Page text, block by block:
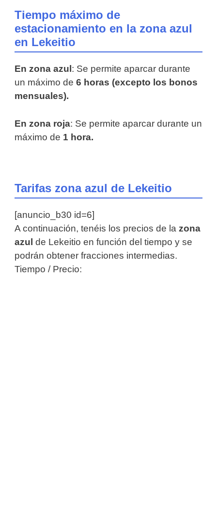
Tiempo máximo de
estacionamiento en la zona azul
en Lekeitio
En zona azul : Se permite aparcar durante
un máximo de 6 horas (excepto los bonos
mensuales).
En zona roja: Se permite aparcar durante un
máximo de 1 hora.
Tarifas zona azul de Lekeitio
[anuncio_b30 id=6]
A continuación, tenéis los precios de la zona
azul de Lekeitio en función del tiempo y se
podrán obtener fracciones intermedias.
Tiempo / Precio: